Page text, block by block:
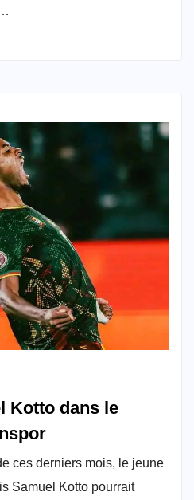
Kotto dans le
ces derniers mois, le jeune
Samuel Kotto pourrait